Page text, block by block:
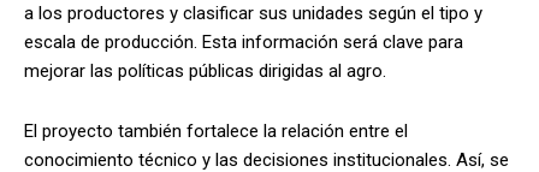
a los productores y clasificar sus unidades según el tipo y
escala de producción. Esta información será clave para
mejorar las políticas públicas dirigidas al agro.
El proyecto también fortalece la relación entre el
conocimiento técnico y las decisiones institucionales. Así, se